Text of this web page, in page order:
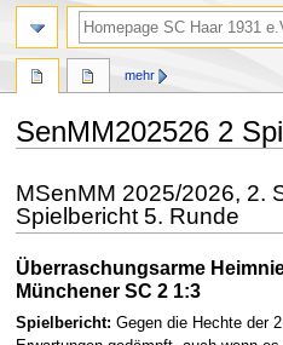
SenMM202526 2
Navigation
springen
Suche
springen
MSenMM 2025/2026, 2.
Spielbericht 5. Runde
Überraschungsarme
Münchener SC 2 1:3
Spielbericht: Gegen die Hechte der
mehr
Suche